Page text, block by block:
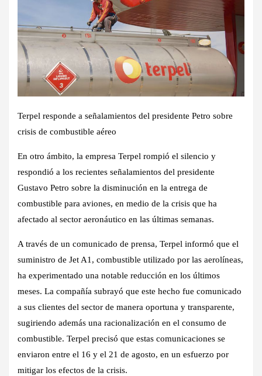
Terpel responde a señalamientos del presidente Petro sobre
crisis de combustible aéreo
En otro ámbito, la empresa Terpel rompió el silencio y
respondió a los recientes señalamientos del presidente
Gustavo Petro sobre la disminución en la entrega de
combustible para aviones, en medio de la crisis que ha
afectado al sector aeronáutico en las últimas semanas.
A través de un comunicado de prensa, Terpel informó que el
suministro de Jet A1, combustible utilizado por las aerolíneas,
ha experimentado una notable reducción en los últimos
meses. La compañía subrayó que este hecho fue comunicado
a sus clientes del sector de manera oportuna y transparente,
sugiriendo además una racionalización en el consumo de
combustible. Terpel precisó que estas comunicaciones se
enviaron entre el 16 y el 21 de agosto, en un esfuerzo por
mitigar los efectos de la crisis.